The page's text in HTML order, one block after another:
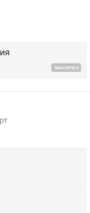
ЗАКОНЧЕН